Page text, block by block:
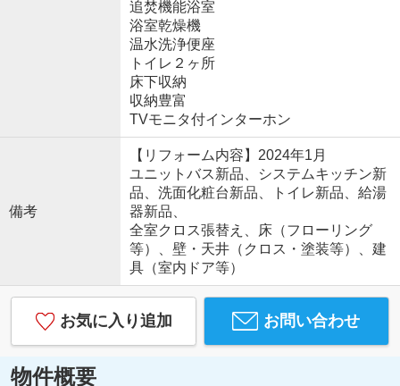
追焚機能浴室
浴室乾燥機
温水洗浄便座
トイレ２ヶ所
床下収納
収納豊富
TVモニタ付インターホン
備考
【リフォーム内容】2024年1月
ユニットバス新品、システムキッチン新
品、洗面化粧台新品、トイレ新品、給湯
器新品、
全室クロス張替え、床（フローリング
等）、壁・天井（クロス・塗装等）、建
具（室内ドア等）
お気に入り追加 お問い合わせ
物件概要